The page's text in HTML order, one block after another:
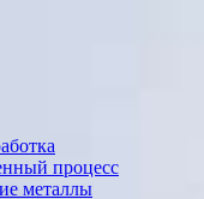
процесс
металлы